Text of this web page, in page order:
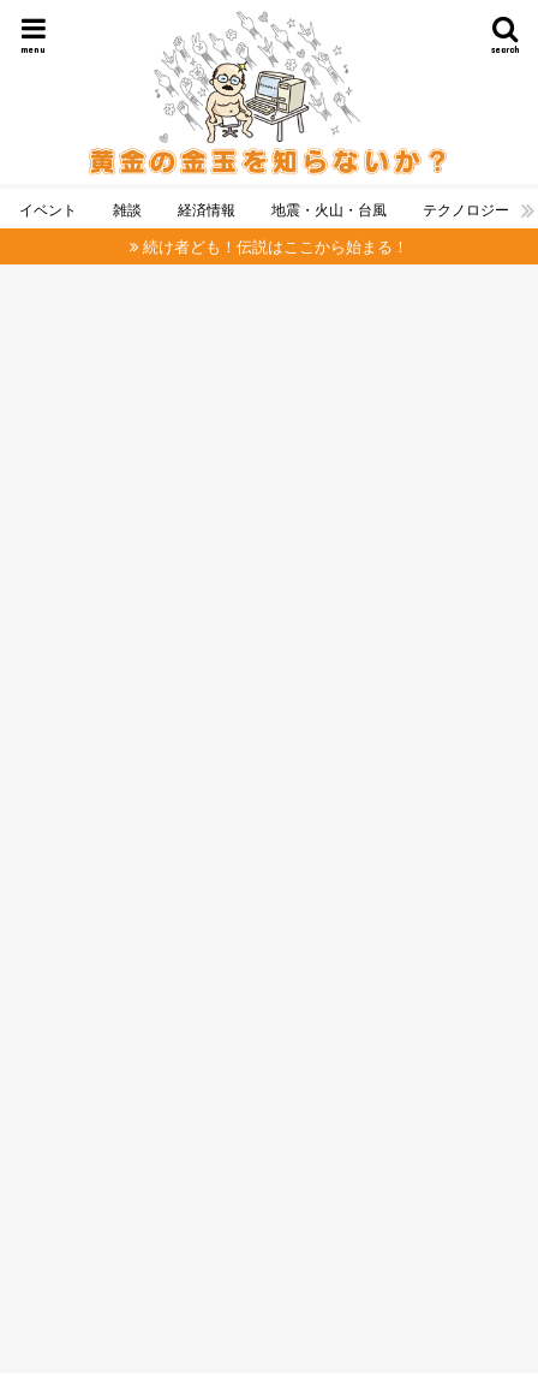
search
menu
イベント 雑談 経済情報 地震・火山・台風 テクノロジー
続け者ども！伝説はここから始まる！